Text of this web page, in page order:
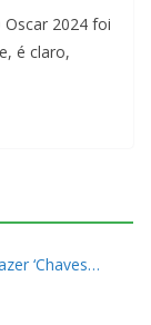
2024 foi
é claro,
‘Chaves…